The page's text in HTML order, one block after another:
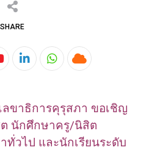
SHARE
LinkedInWhatsapp
Cloud
ลขาธิการคุรุสภา ขอเชิญ
นักศึกษาครู/นิสิต
ทั่วไป และนักเรียนระดับ